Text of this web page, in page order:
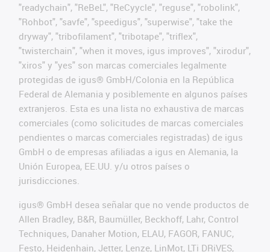
"readychain", "ReBeL", "ReCyycle", "reguse", "robolink",
"Rohbot", "savfe", "speedigus", "superwise", "take the
dryway", "tribofilament", "tribotape", "triflex",
"twisterchain", "when it moves, igus improves", "xirodur",
"xiros" y "yes" son marcas comerciales legalmente
protegidas de igus® GmbH/Colonia en la República
Federal de Alemania y posiblemente en algunos países
extranjeros. Esta es una lista no exhaustiva de marcas
comerciales (como solicitudes de marcas comerciales
pendientes o marcas comerciales registradas) de igus
GmbH o de empresas afiliadas a igus en Alemania, la
Unión Europea, EE.UU. y/u otros países o
jurisdicciones.
igus® GmbH desea señalar que no vende productos de
Allen Bradley, B&R, Baumüller, Beckhoff, Lahr, Control
Techniques, Danaher Motion, ELAU, FAGOR, FANUC,
Festo, Heidenhain, Jetter, Lenze, LinMot, LTi DRiVES,